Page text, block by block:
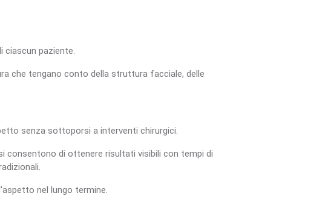
ciascun paziente.
che tengano conto della struttura facciale, delle
senza sottoporsi a interventi chirurgici.
consentono di ottenere risultati visibili con tempi di
nel lungo termine.